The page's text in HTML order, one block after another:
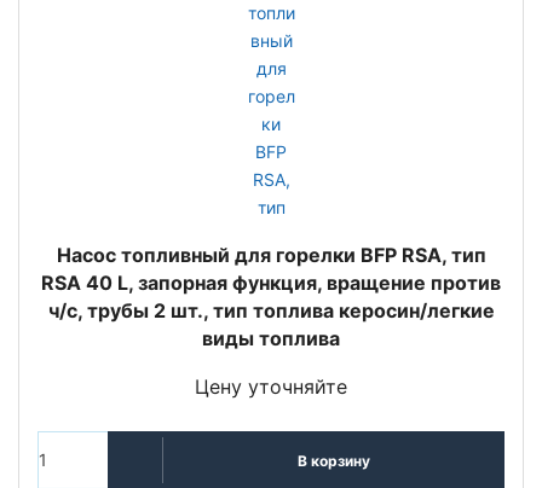
Насос топливный для горелки BFP RSA, тип
RSA 40 L, запорная функция, вращение против
ч/с, трубы 2 шт., тип топлива керосин/легкие
виды топлива
Цену уточняйте
В корзину